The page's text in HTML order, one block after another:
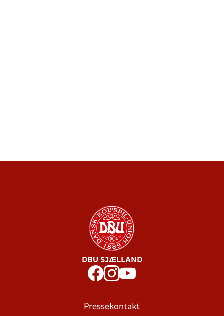
DBU SJÆLLAND
Pressekontakt